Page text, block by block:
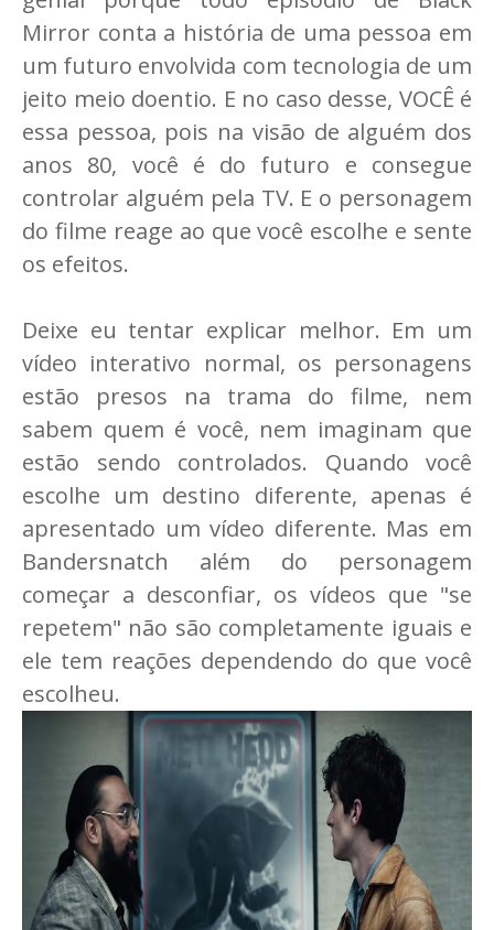
Mirror conta a história de uma pessoa em
um futuro envolvida com tecnologia de um
jeito meio doentio. E no caso desse, VOCÊ é
essa pessoa, pois na visão de alguém dos
anos 80, você é do futuro e consegue
controlar alguém pela TV. E o personagem
do filme reage ao que você escolhe e sente
os efeitos.
Deixe eu tentar explicar melhor. Em um
vídeo interativo normal, os personagens
estão presos na trama do filme, nem
sabem quem é você, nem imaginam que
estão sendo controlados. Quando você
escolhe um destino diferente, apenas é
apresentado um vídeo diferente. Mas em
Bandersnatch além do personagem
começar a desconfiar, os vídeos que "se
repetem" não são completamente iguais e
ele tem reações dependendo do que você
escolheu.